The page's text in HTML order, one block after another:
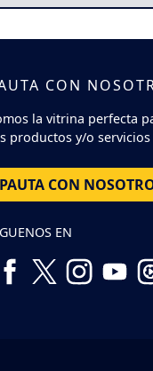
CON
la vitrina perfecta
productos y/o servicios
PAUTA CON
EN